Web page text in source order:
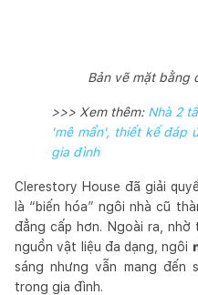
Bản vẽ mặt bằng
>>> Xem thêm: Nhà 2
'mê mẩn', thiết kế đáp
gia đình
Clerestory House đã giải
là “biến hóa” ngôi nhà cũ
đẳng cấp hơn. Ngoài ra,
nguồn vật liệu đa dạng, ngôi
sáng nhưng vẫn mang đến
trong gia đình.